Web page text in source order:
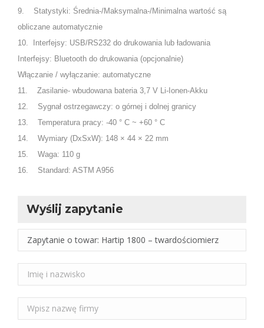
9. Statystyki: Średnia-/Maksymalna-/Minimalna wartość są
obliczane automatycznie
10. Interfejsy: USB/RS232 do drukowania lub ładowania
Interfejsy: Bluetooth do drukowania (opcjonalnie)
Włączanie / wyłączanie: automatyczne
11. Zasilanie- wbudowana bateria 3,7 V Li-Ionen-Akku
12. Sygnał ostrzegawczy: o górnej i dolnej granicy
13. Temperatura pracy: -40 ° C ~ +60 ° C
14. Wymiary (DxSxW): 148 × 44 × 22 mm
15. Waga: 110 g
16. Standard: ASTM A956
Wyślij zapytanie